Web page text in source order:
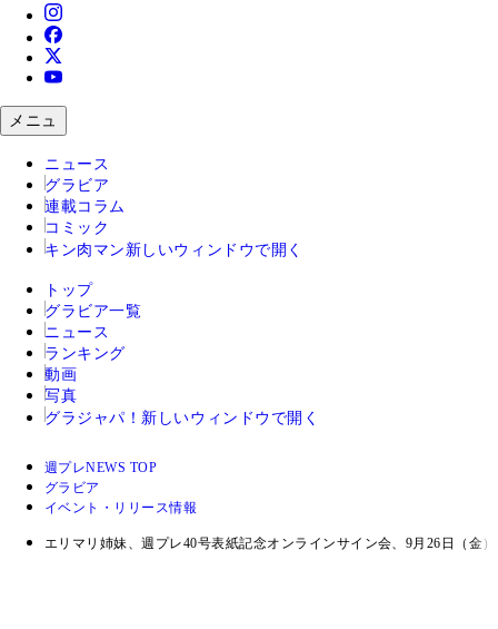
メニュ
ニュース
グラビア
連載コラム
コミック
キン肉マン 新しいウィンドウで開く
トップ
グラビア一覧
ニュース
ランキング
動画
写真
グラジャパ！ 新しいウィンドウで開く
週プレNEWS TOP
グラビア
イベント・リリース情報
エリマリ姉妹、週プレ40号表紙記念オンラインサイン会、9月26日（金